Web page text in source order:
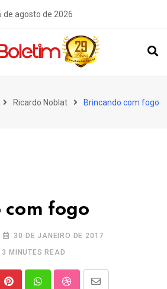
de agosto de 2026
Ricardo Noblat Brincando com fogo
com fogo
30 DE JANEIRO DE 2017
3 MINUTES READ